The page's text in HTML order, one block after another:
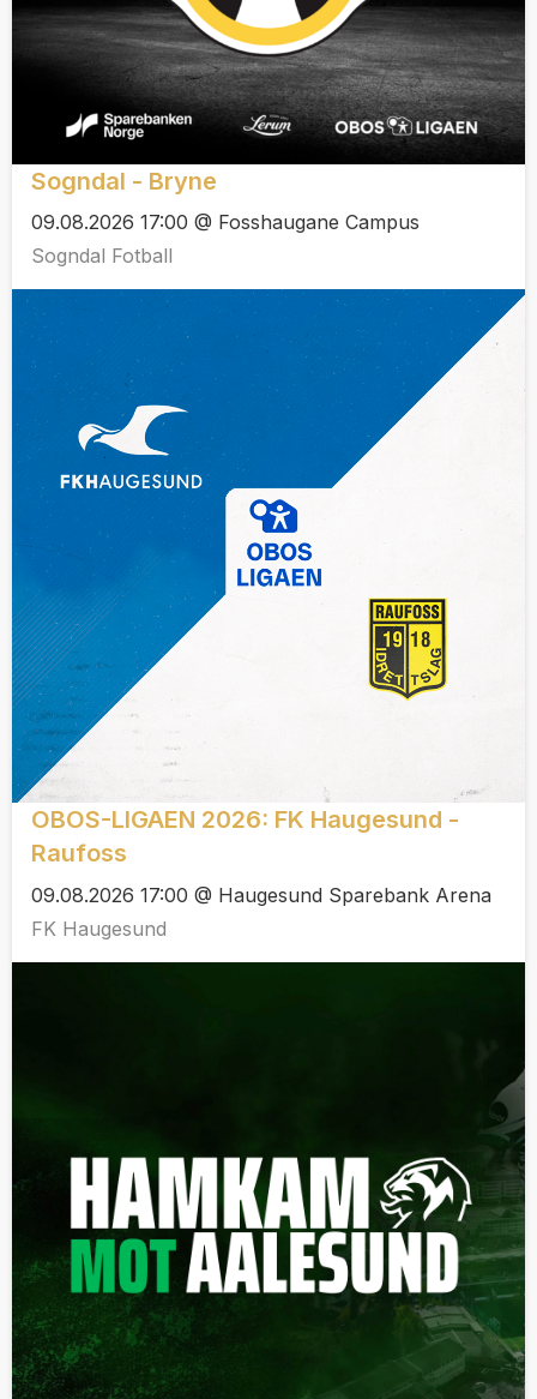
Sogndal - Bryne
09.08.2026 17:00 @ Fosshaugane Campus
Sogndal Fotball
OBOS-LIGAEN 2026: FK Haugesund -
Raufoss
09.08.2026 17:00 @ Haugesund Sparebank Arena
FK Haugesund